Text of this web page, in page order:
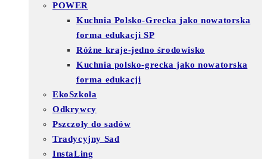
POWER
Kuchnia Polsko-Grecka jako nowatorska
forma edukacji SP
Różne kraje-jedno środowisko
Kuchnia polsko-grecka jako nowatorska
forma edukacji
EkoSzkoła
Odkrywcy
Pszczoły do sadów
Tradycyjny Sad
InstaLing